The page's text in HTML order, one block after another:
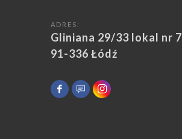
ADRES:
Gliniana 29/33 lokal nr 7
91-336 Łódź